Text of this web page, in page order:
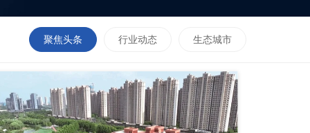
聚焦头条 行业动态 生态城市